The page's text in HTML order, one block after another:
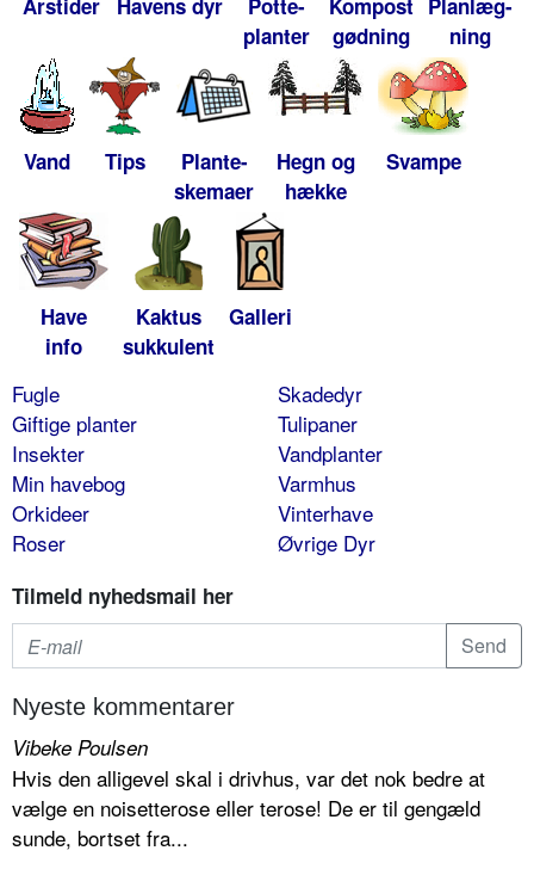
Årstider Havens dyr
Potte-
planter
Kompost
gødning
Planlæg-
ning
Vand Tips
Plante-
skemaer
Hegn og
hække
Svampe
Have
info
Kaktus
sukkulent
Galleri
Fugle
Giftige planter
Insekter
Min havebog
Orkideer
Roser
Skadedyr
Tulipaner
Vandplanter
Varmhus
Vinterhave
Øvrige Dyr
Tilmeld nyhedsmail her
Nyeste kommentarer
Vibeke Poulsen
Hvis den alligevel skal i drivhus, var det nok bedre at
vælge en noisetterose eller terose! De er til gengæld
sunde, bortset fra...